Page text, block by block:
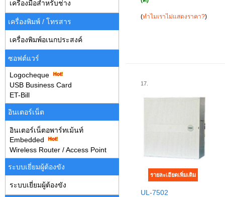
(ทำไมเราไม่แสดงราคา?)
17.
UL-7502
เครื่องมือสำหรับช่าง
เครื่องพิมพ์ / โทรสาร
เครื่องพิมพ์อเนกประสงค์
ซอฟต์แวร์
Logocheque
USB Business Card
ET-Bill
อินเตอร์เน็ต
อินเตอร์เน็ตอพาร์ทเม้นท์
Embedded
Wireless Router / Access Point
ระบบเยี่ยมผู้ต้องขัง
ระบบเยี่ยมผู้ต้องขัง